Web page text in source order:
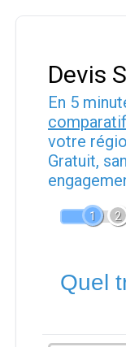
Devis
En 5
votre
Gratuit,
1 2
Quel